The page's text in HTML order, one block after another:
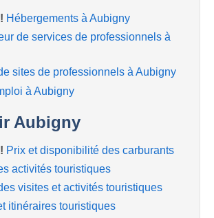
Hébergements à Aubigny
de services de professionnels à
sites de professionnels à Aubigny
à Aubigny
Aubigny
Prix et disponibilité des carburants
activités touristiques
visites et activités touristiques
itinéraires touristiques